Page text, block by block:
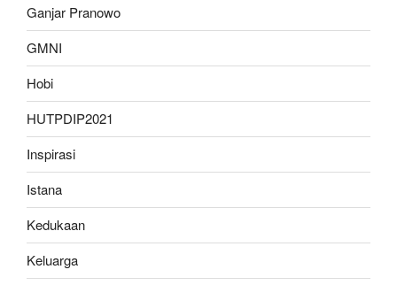
Ganjar Pranowo
GMNI
Hobi
HUTPDIP2021
Inspirasi
Istana
Kedukaan
Keluarga